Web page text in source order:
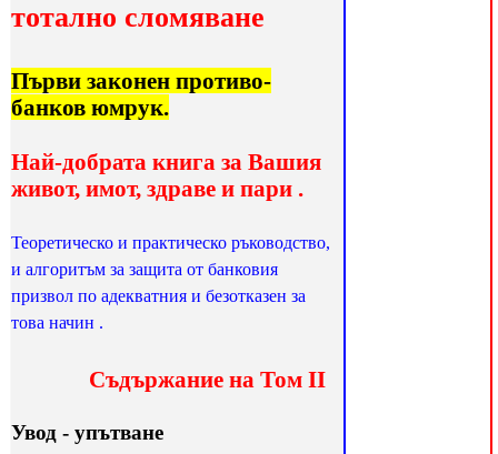
тотално сломяване
Първи законен противо-
банков юмрук.
Най-добрата книга за Вашия
живот, имот, здраве и пари .
Теоретическо и практическо ръководство,
и алгоритъм за защита от банковия
призвол по адекватния и безотказен за
това начин .
Съдържание на Том ІІ
Увод - упътване